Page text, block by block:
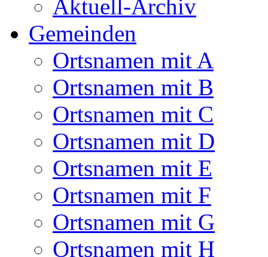
Aktuell-Archiv
Gemeinden
Ortsnamen mit A
Ortsnamen mit B
Ortsnamen mit C
Ortsnamen mit D
Ortsnamen mit E
Ortsnamen mit F
Ortsnamen mit G
Ortsnamen mit H